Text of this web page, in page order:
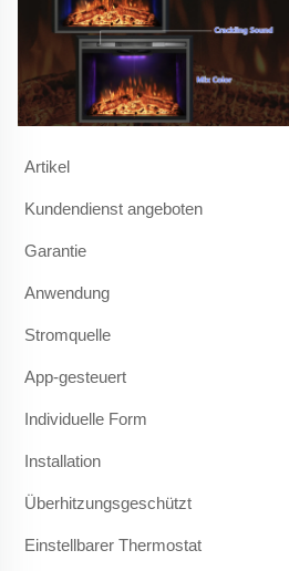
Artikel
Kundendienst angeboten
Garantie
Anwendung
Stromquelle
App-gesteuert
Individuelle Form
Installation
Überhitzungsgeschützt
Einstellbarer Thermostat